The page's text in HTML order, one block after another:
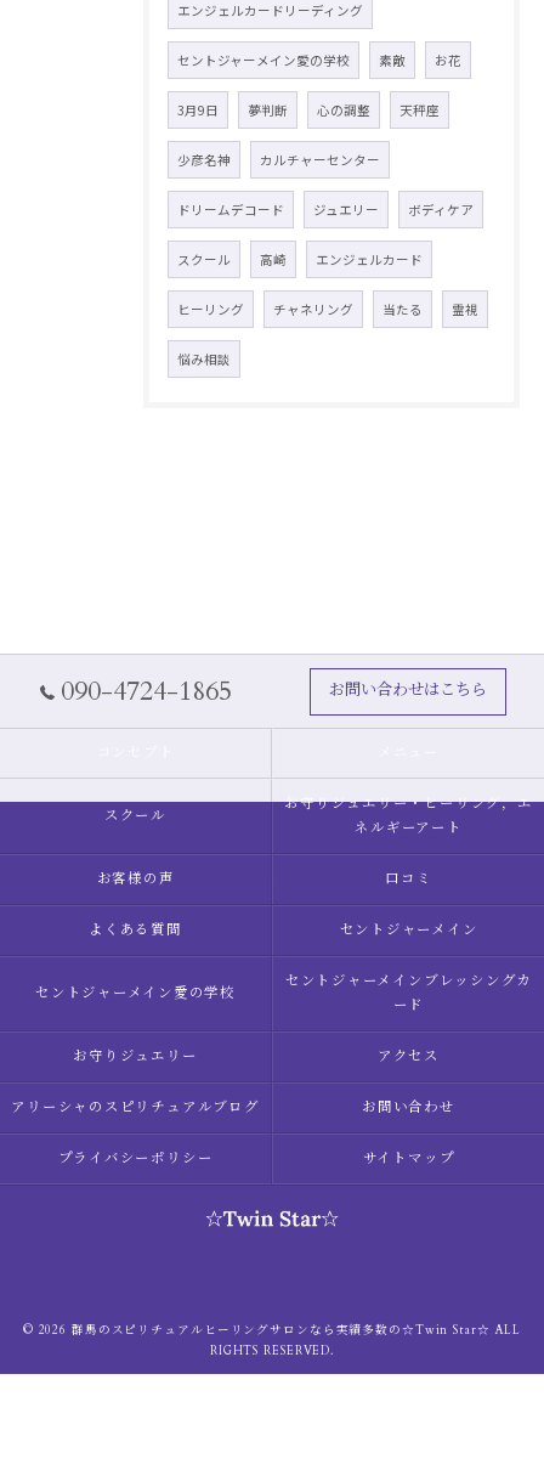
エンジェルカードリーディング
セントジャーメイン愛の学校 素敵 お花
3月9日 夢判断 心の調整 天秤座
少彦名神 カルチャーセンター
ドリームデコード ジュエリー ボディケア
スクール 高崎 エンジェルカード
ヒーリング チャネリング 当たる 霊視
悩み相談
090-4724-1865 お問い合わせはこちら
スクール
お守りジュエリー・ヒーリング，エ
ネルギーアート
お客様の声 口コミ
よくある質問 セントジャーメイン
セントジャーメイン愛の学校
セントジャーメインブレッシングカ
ード
お守りジュエリー アクセス
アリーシャのスピリチュアルブログ お問い合わせ
プライバシーポリシー サイトマップ
© 2026 群馬のスピリチュアルヒーリングサロンなら実績多数の☆Twin Star☆ ALL
RIGHTS RESERVED.